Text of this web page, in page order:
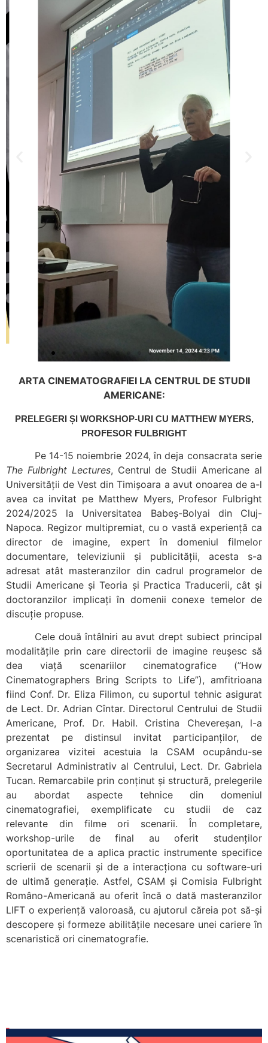
ARTA CINEMATOGRAFIEI LA CENTRUL DE STUDII
AMERICANE:
PRELEGERI ȘI WORKSHOP-URI CU MATTHEW MYERS,
PROFESOR FULBRIGHT
Pe 14-15 noiembrie 2024, în deja consacrata serie
The Fulbright Lectures, Centrul de Studii Americane al
Universității de Vest din Timișoara a avut onoarea de a-l
avea ca invitat pe Matthew Myers, Profesor Fulbright
2024/2025 la Universitatea Babeș-Bolyai din Cluj-
Napoca. Regizor multipremiat, cu o vastă experiență ca
director de imagine, expert în domeniul filmelor
documentare, televiziunii și publicității, acesta s-a
adresat atât masteranzilor din cadrul programelor de
Studii Americane și Teoria și Practica Traducerii, cât și
doctoranzilor implicați în domenii conexe temelor de
discuție propuse.
Cele două întâlniri au avut drept subiect principal
modalitățile prin care directorii de imagine reușesc să
dea viață scenariilor cinematografice (”How
Cinematographers Bring Scripts to Life”), amfitrioana
fiind Conf. Dr. Eliza Filimon, cu suportul tehnic asigurat
de Lect. Dr. Adrian Cîntar. Directorul Centrului de Studii
Americane, Prof. Dr. Habil. Cristina Chevereșan, l-a
prezentat pe distinsul invitat participanților, de
organizarea vizitei acestuia la CSAM ocupându-se
Secretarul Administrativ al Centrului, Lect. Dr. Gabriela
Tucan. Remarcabile prin conținut și structură, prelegerile
au abordat aspecte tehnice din domeniul
cinematografiei, exemplificate cu studii de caz
relevante din filme ori scenarii. În completare,
workshop-urile de final au oferit studenților
oportunitatea de a aplica practic instrumente specifice
scrierii de scenarii și de a interacționa cu software-uri
de ultimă generație. Astfel, CSAM și Comisia Fulbright
Româno-Americană au oferit încă o dată masteranzilor
LIFT o experiență valoroasă, cu ajutorul căreia pot să-și
descopere și formeze abilitățile necesare unei cariere în
scenaristică ori cinematografie.